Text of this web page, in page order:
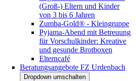
(Groß-) Eltern und Kinder
von 3 bis 6 Jahren
Zumba-Gold® - Kleingruppe
Pyjama-Abend mit Betreuung
für Vorschulkinder: Kreative
und gesunde Brotboxen
Elterncafé
Beratungsangebote FZ Urdenbach
Dropdown umschalten